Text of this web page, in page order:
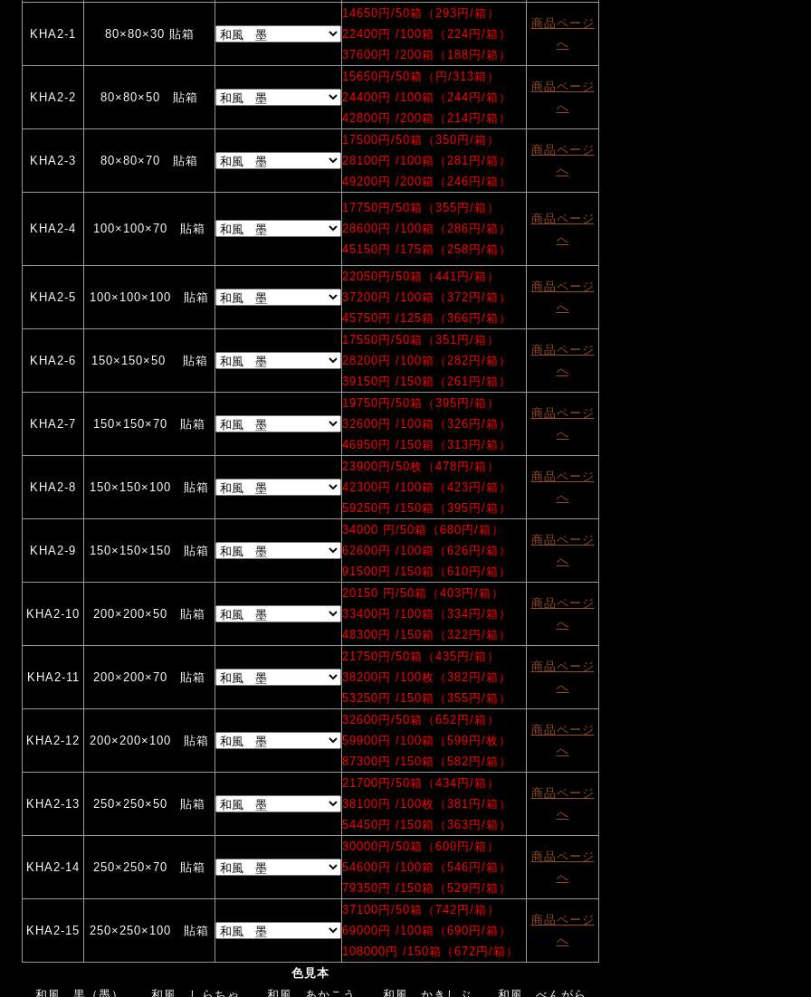
KHA2-1 80×80×30 貼箱
14650円/50箱（293円/箱）
22400円 /100箱（224円/箱）
37600円 /200箱（188円/箱）
商品ページ
へ
KHA2-2 80×80×50 貼箱
15650円/50箱（円/313箱）
24400円 /100箱（244円/箱）
42800円 /200箱（214円/箱）
商品ページ
へ
KHA2-3 80×80×70 貼箱
17500円/50箱（350円/箱）
28100円 /100箱（281円/箱）
49200円 /200箱（246円/箱）
商品ページ
へ
KHA2-4 100×100×70 貼箱
17750円/50箱（355円/箱）
28600円 /100箱（286円/箱）
45150円 /175箱（258円/箱）
商品ページ
へ
KHA2-5 100×100×100 貼箱
22050円/50箱（441円/箱）
37200円 /100箱（372円/箱）
45750円 /125箱（366円/箱）
商品ページ
へ
KHA2-6 150×150×50 貼箱
17550円/50箱（351円/箱）
28200円 /100箱（282円/箱）
39150円 /150箱（261円/箱）
商品ページ
へ
KHA2-7 150×150×70 貼箱
19750円/50箱（395円/箱）
32600円 /100箱（326円/箱）
46950円 /150箱（313円/箱）
商品ページ
へ
KHA2-8 150×150×100 貼箱
23900円/50枚（478円/箱）
42300円 /100箱（423円/箱）
59250円 /150箱（395円/箱）
商品ページ
へ
KHA2-9 150×150×150 貼箱
34000 円/50箱（680円/箱）
62600円 /100箱（626円/箱）
91500円 /150箱（610円/箱）
商品ページ
へ
KHA2-10 200×200×50 貼箱
20150 円/50箱（403円/箱）
33400円 /100箱（334円/箱）
48300円 /150箱（322円/箱）
商品ページ
へ
KHA2-11 200×200×70 貼箱
21750円/50箱（435円/箱）
38200円 /100枚（382円/箱）
53250円 /150箱（355円/箱）
商品ページ
へ
KHA2-12 200×200×100 貼箱
32600円/50箱（652円/箱）
59900円 /100箱（599円/枚）
87300円 /150箱（582円/箱）
商品ページ
へ
KHA2-13 250×250×50 貼箱
21700円/50箱（434円/箱）
38100円 /100枚（381円/箱）
54450円 /150箱（363円/箱）
商品ページ
へ
KHA2-14 250×250×70 貼箱
30000円/50箱（600円/箱）
54600円 /100箱（546円/箱）
79350円 /150箱（529円/箱）
商品ページ
へ
KHA2-15 250×250×100 貼箱
37100円/50箱（742円/箱）
69000円 /100箱（690円/箱）
108000円 /150箱（672円/箱）
商品ページ
へ
色見本